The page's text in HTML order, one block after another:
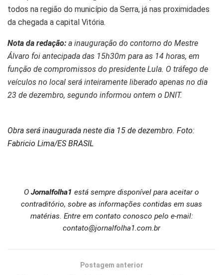
todos na região do município da Serra, já nas proximidades
da chegada a capital Vitória.
Nota da redação: a inauguração do contorno do Mestre
Álvaro foi antecipada das 15h30m para as 14 horas, em
função de compromissos do presidente Lula. O tráfego de
veículos no local será inteiramente liberado apenas no dia
23 de dezembro, segundo informou ontem o DNIT.
Obra será inaugurada neste dia 15 de dezembro. Foto:
Fabricio Lima/ES BRASIL
O Jornalfolha1 está sempre disponível para aceitar o
contraditório, sobre as informações contidas em suas
matérias. Entre em contato conosco pelo e-mail:
contato@jornalfolha1.com.br
Postagem anterior